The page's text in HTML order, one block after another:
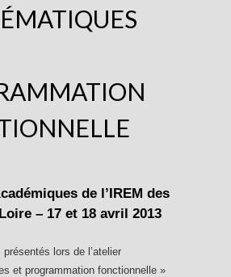
de l’IREM des
– 17 et 18 avril 2013
lors de l’atelier
et programmation fonctionnelle »